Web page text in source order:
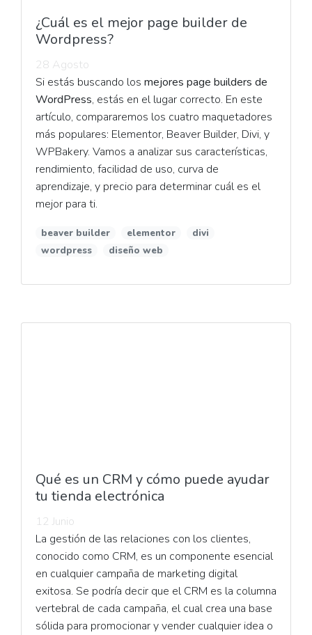
¿Cuál es el mejor page builder de
Wordpress?
28 Agosto
Si estás buscando los mejores page builders de
WordPress, estás en el lugar correcto. En este
artículo, compararemos los cuatro maquetadores
más populares: Elementor, Beaver Builder, Divi, y
WPBakery. Vamos a analizar sus características,
rendimiento, facilidad de uso, curva de
aprendizaje, y precio para determinar cuál es el
mejor para ti.
beaver builder elementor
divi
wordpress
diseño web
Qué es un CRM y cómo puede ayudar
tu tienda electrónica
12 Junio
La gestión de las relaciones con los clientes,
conocido como CRM, es un componente esencial
en cualquier campaña de marketing digital
exitosa. Se podría decir que el CRM es la columna
vertebral de cada campaña, el cual crea una base
sólida para promocionar y vender cualquier idea o